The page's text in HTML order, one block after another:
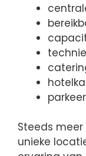
Steeds
unieke